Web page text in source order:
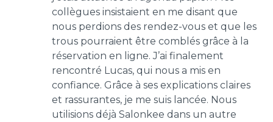
collègues insistaient en me disant que
nous perdions des rendez-vous et que les
trous pourraient être comblés grâce à la
réservation en ligne. J’ai finalement
rencontré Lucas, qui nous a mis en
confiance. Grâce à ses explications claires
et rassurantes, je me suis lancée. Nous
utilisions déjà Salonkee dans un autre